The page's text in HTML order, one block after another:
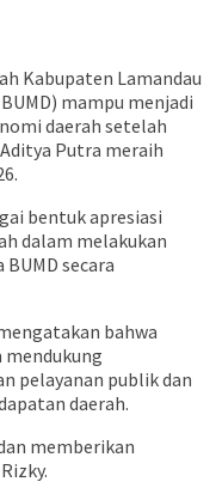
Kabupaten Lamandau
mampu menjadi
daerah setelah
Putra meraih
bentuk apresiasi
dalam melakukan
secara
bahwa
pelayanan publik dan
daerah.
memberikan